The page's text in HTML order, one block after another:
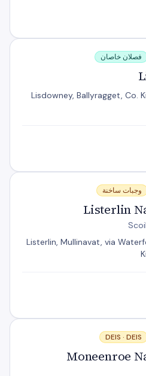
فصلان خاصان
Lisdowney, Ballyragget, Co.
وجبات ساخنة
Listerlin
Listerlin, Mullinavat, via
DEIS · DEIS
Moneenroe